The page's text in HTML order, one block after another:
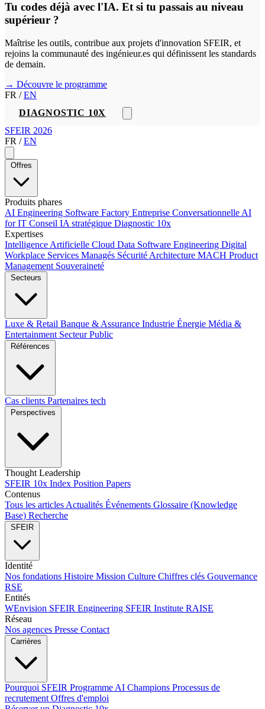
Tu codes déjà avec l'IA. Et si tu passais au niveau
supérieur ?
Maîtrise les outils, contribue aux projets d'innovation SFEIR, et
rejoins la communauté des ingénieur.es qui définissent les standards
de demain.
→ Découvre le programme
FR / EN
DIAGNOSTIC 10X
SFEIR 2026
FR / EN
Offres
Produits phares
AI Engineering Software Factory Entreprise Conversationnelle AI
for IT Conseil IA stratégique Diagnostic 10x
Expertises
Intelligence Artificielle Cloud Data Software Engineering Digital
Workplace Services Managés Sécurité Architecture MACH Product
Management Souveraineté
Secteurs
Luxe & Retail Banque & Assurance Industrie Énergie Média &
Entertainment Secteur Public
Références
Cas clients Partenaires tech
Perspectives
Thought Leadership
SFEIR 10x Index Position Papers
Contenus
Tous les articles Actualités Événements Glossaire (Knowledge
Base) Recherche
SFEIR
Identité
Nos fondations Histoire Mission Culture Chiffres clés Gouvernance
RSE
Entités
WEnvision SFEIR Engineering SFEIR Institute RAISE
Réseau
Nos agences Presse Contact
Carrières
Pourquoi SFEIR Programme AI Champions Processus de
recrutement Offres d'emploi